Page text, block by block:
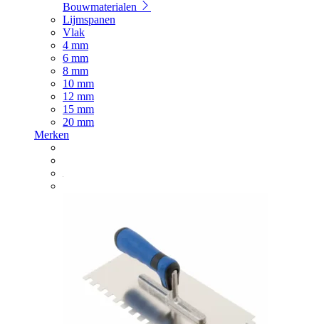
Bouwmaterialen
Lijmspanen
Vlak
4 mm
6 mm
8 mm
10 mm
12 mm
15 mm
20 mm
Merken